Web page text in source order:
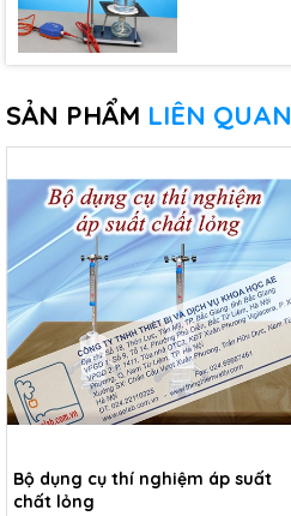
SẢN PHẨM LIÊN QUAN
Bộ dụng cụ thí nghiệm áp suất
chất lỏng